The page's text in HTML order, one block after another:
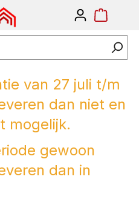
van 27 juli t/m
dan niet en
mogelijk.
gewoon
dan in